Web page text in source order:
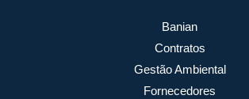
Banian
Contratos
Gestão Ambiental
Fornecedores